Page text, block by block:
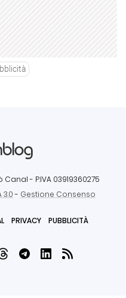
Canal - P.IVA 03919360275
3.0- Gestione Consenso
PRIVACY PUBBLICITÀ